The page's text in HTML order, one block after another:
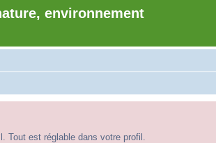
environnement
Tout est réglable dans votre profil.